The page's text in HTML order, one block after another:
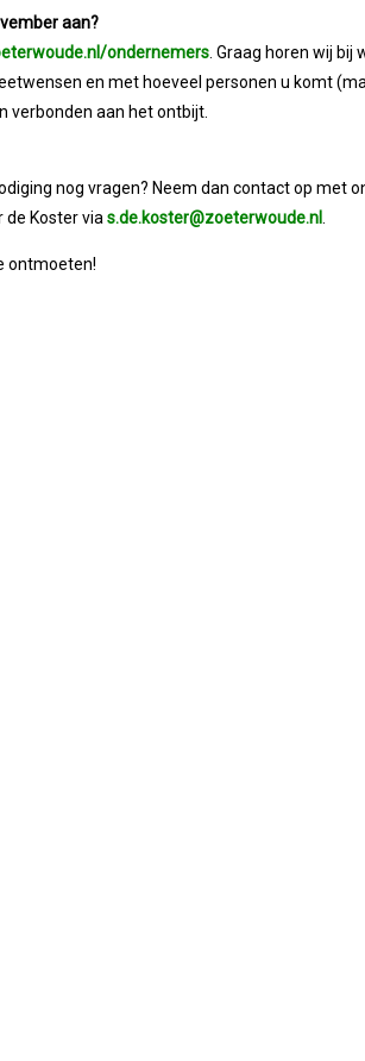
aan?
ondernemers. Graag horen wij bij
en met hoeveel personen u komt
verbonden aan het ontbijt.
nog vragen? Neem dan contact op met
Koster via s.de.koster@zoeterwoude.nl
ontmoeten!